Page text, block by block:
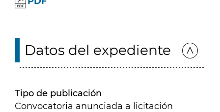
Datos del expediente
Tipo de publicación
Convocatoria anunciada a licitación